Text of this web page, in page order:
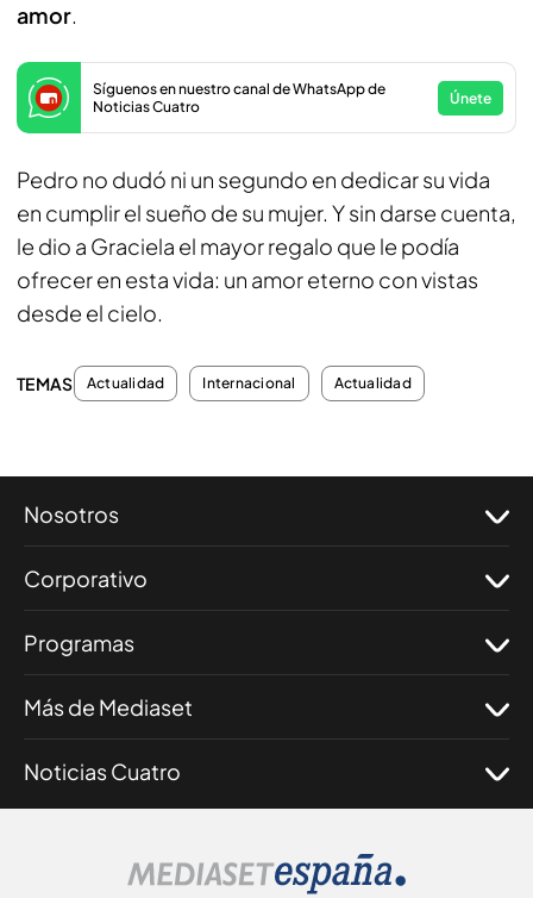
amor.
Síguenos en nuestro canal de WhatsApp de
Noticias Cuatro
Únete
Pedro no dudó ni un segundo en dedicar su vida
en cumplir el sueño de su mujer. Y sin darse cuenta,
le dio a Graciela el mayor regalo que le podía
ofrecer en esta vida: un amor eterno con vistas
desde el cielo.
TEMAS Actualidad Internacional Actualidad
Nosotros
Corporativo
Programas
Más de Mediaset
Noticias Cuatro